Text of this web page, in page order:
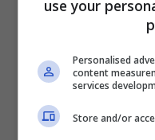
tutti i passaggi da
Youtube @nonnanella)
Dopo le ha
use your
Personalised
content
services
Store and/or